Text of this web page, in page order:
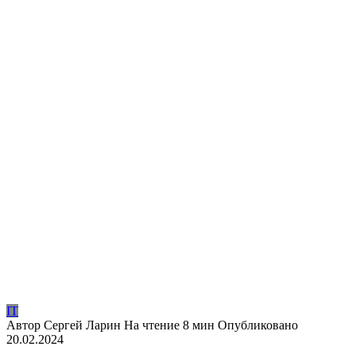
IT
Автор Сергей Ларин На чтение 8 мин Опубликовано
20.02.2024